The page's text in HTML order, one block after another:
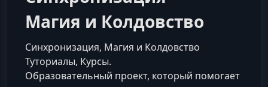
Магия и Колдовство
Синхронизация, Магия и Колдовство
Туториалы, Курсы.
Образовательный проект, который помогает